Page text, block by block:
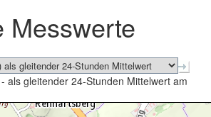
schließen
Messwerte
- als gleitender 24-Stunden Mittelwert am